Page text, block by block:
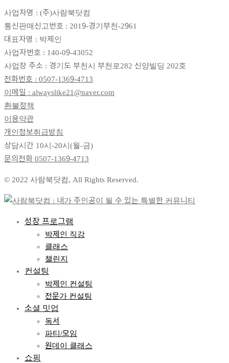
사업자명 : (주)사람북닷컴
통신판매신고번호 : 2019-경기부천-2961
대표자명 : 박제인
사업자번호 : 140-09-43052
사업장 주소 : 경기도 부천시 부천로282 신양빌딩 202호
전화번호 : 0507-1369-4713
이메일 : alwayslike21@naver.com
환불정책
이용약관
개인정보취급방침
상담시간 10시-20시(월-금)
문의전화 0507-1369-4713
© 2022 사람북닷컴, All Rights Reserved.
성장 프로그램
박제인 직강
클래스
챌린지
컨설팅
박제인 컨설팅
전문가 컨설팅
소셜 밋업
독서
파티/모임
원데이 클래스
쇼핑